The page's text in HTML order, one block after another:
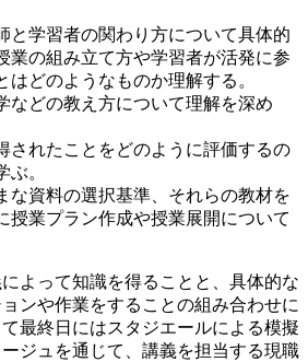
と学習者の関わり方について具体的
業の組み立て方や学習者が活発に参
はどのようなものか理解する。
などの教え方について理解を深め
されたことをどのように評価するの
ぶ。
な資料の選択基準、それらの教材を
授業プラン作成や授業展開について
よって知識を得ることと、具体的な
ンや作業をすることの組み合わせに
最終日にはスタジエールによる模擬
ジュを通じて、講義を担当する現職